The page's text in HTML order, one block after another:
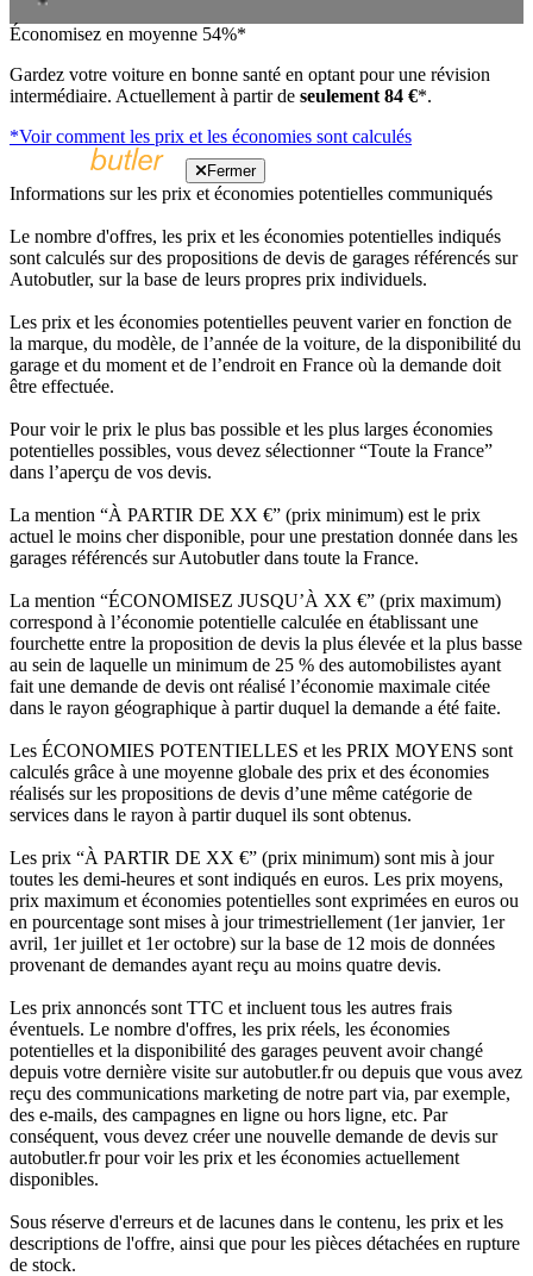
Économisez en moyenne 54%*
Gardez votre voiture en bonne santé en optant pour une révision
intermédiaire. Actuellement à partir de seulement 84 €*.
*Voir comment les prix et les économies sont calculés
Fermer
Informations sur les prix et économies potentielles communiqués
Le nombre d'offres, les prix et les économies potentielles indiqués
sont calculés sur des propositions de devis de garages référencés sur
Autobutler, sur la base de leurs propres prix individuels.
Les prix et les économies potentielles peuvent varier en fonction de
la marque, du modèle, de l’année de la voiture, de la disponibilité du
garage et du moment et de l’endroit en France où la demande doit
être effectuée.
Pour voir le prix le plus bas possible et les plus larges économies
potentielles possibles, vous devez sélectionner “Toute la France”
dans l’aperçu de vos devis.
La mention “À PARTIR DE XX €” (prix minimum) est le prix
actuel le moins cher disponible, pour une prestation donnée dans les
garages référencés sur Autobutler dans toute la France.
La mention “ÉCONOMISEZ JUSQU’À XX €” (prix maximum)
correspond à l’économie potentielle calculée en établissant une
fourchette entre la proposition de devis la plus élevée et la plus basse
au sein de laquelle un minimum de 25 % des automobilistes ayant
fait une demande de devis ont réalisé l’économie maximale citée
dans le rayon géographique à partir duquel la demande a été faite.
Les ÉCONOMIES POTENTIELLES et les PRIX MOYENS sont
calculés grâce à une moyenne globale des prix et des économies
réalisés sur les propositions de devis d’une même catégorie de
services dans le rayon à partir duquel ils sont obtenus.
Les prix “À PARTIR DE XX €” (prix minimum) sont mis à jour
toutes les demi-heures et sont indiqués en euros. Les prix moyens,
prix maximum et économies potentielles sont exprimées en euros ou
en pourcentage sont mises à jour trimestriellement (1er janvier, 1er
avril, 1er juillet et 1er octobre) sur la base de 12 mois de données
provenant de demandes ayant reçu au moins quatre devis.
Les prix annoncés sont TTC et incluent tous les autres frais
éventuels. Le nombre d'offres, les prix réels, les économies
potentielles et la disponibilité des garages peuvent avoir changé
depuis votre dernière visite sur autobutler.fr ou depuis que vous avez
reçu des communications marketing de notre part via, par exemple,
des e-mails, des campagnes en ligne ou hors ligne, etc. Par
conséquent, vous devez créer une nouvelle demande de devis sur
autobutler.fr pour voir les prix et les économies actuellement
disponibles.
Sous réserve d'erreurs et de lacunes dans le contenu, les prix et les
descriptions de l'offre, ainsi que pour les pièces détachées en rupture
de stock.